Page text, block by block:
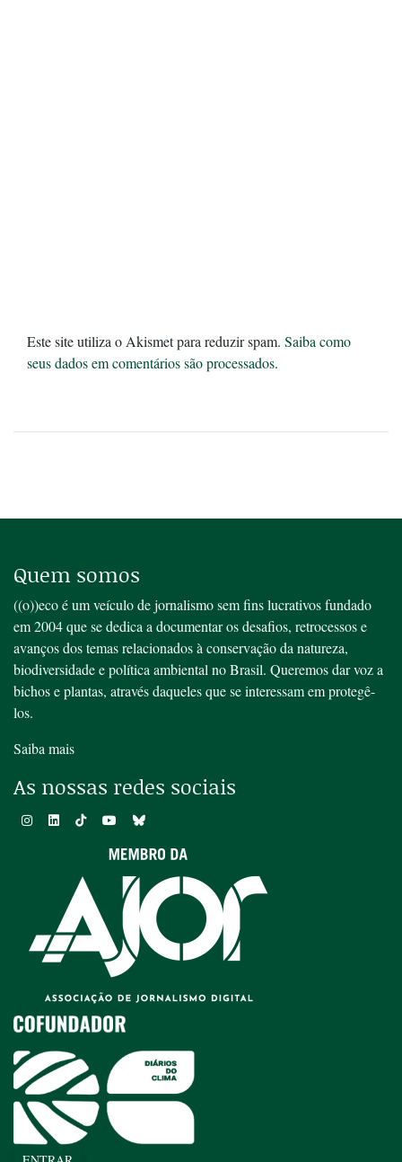
Este site utiliza o Akismet para reduzir spam. Saiba como
seus dados em comentários são processados.
Quem somos
((o))eco é um veículo de jornalismo sem fins lucrativos fundado
em 2004 que se dedica a documentar os desafios, retrocessos e
avanços dos temas relacionados à conservação da natureza,
biodiversidade e política ambiental no Brasil. Queremos dar voz a
bichos e plantas, através daqueles que se interessam em protegê-
los.
Saiba mais
As nossas redes sociais